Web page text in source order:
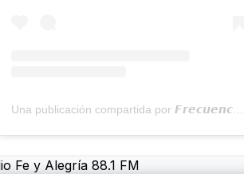
Una publicación compartida por 𝙁𝙧𝙚𝙘𝙪𝙚𝙣𝙘𝙞𝙖 𝙉𝙤𝙩𝙞𝙘𝙞𝙖𝙨 | Programa Radial (@frecuencianoticias)
Fe y Alegría 88.1 FM